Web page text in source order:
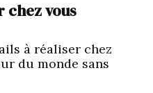
chez vous
à réaliser chez
du monde sans